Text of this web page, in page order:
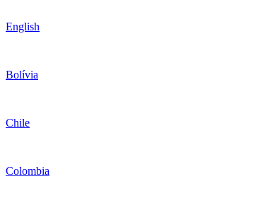
English
Bolívia
Chile
Colombia